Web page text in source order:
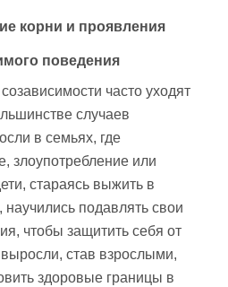
корни и проявления
поведения
часто уходят
случаев
в семьях, где
злоупотребление или
стараясь выжить в
научились подавлять свои
чтобы защитить себя от
став взрослыми,
здоровые границы в